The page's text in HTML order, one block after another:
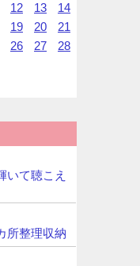
12 13
14
19 20
21
26 27
28
いて聴こえ
所整理収納